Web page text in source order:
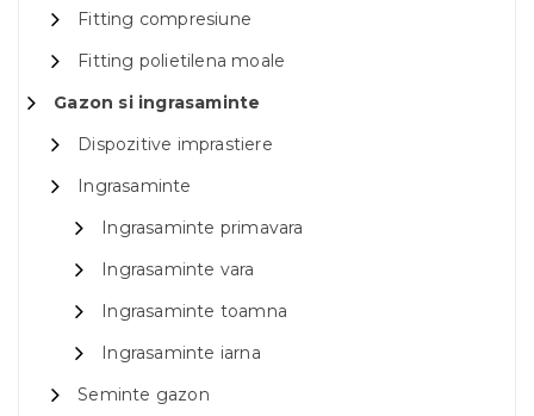
Fitting compresiune
Fitting polietilena moale
Gazon si ingrasaminte
Dispozitive imprastiere
Ingrasaminte
Ingrasaminte primavara
Ingrasaminte vara
Ingrasaminte toamna
Ingrasaminte iarna
Seminte gazon